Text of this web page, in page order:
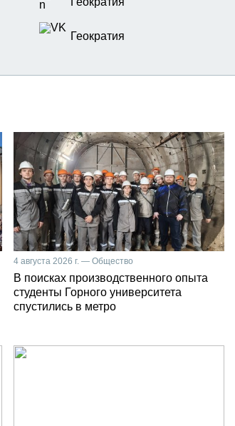
Геократия
4 августа 2026 г. — Общество
В поисках производственного опыта
студенты Горного университета
спустились в метро